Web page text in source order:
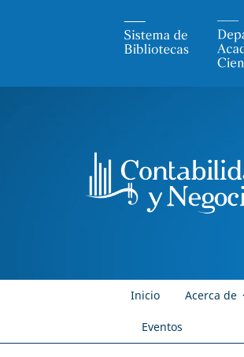
Inicio Acerca de
Eventos